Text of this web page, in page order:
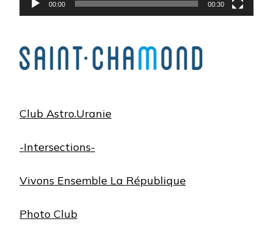
00:00 00:30
Club Astro.Uranie
-Intersections-
Vivons Ensemble La République
Photo Club